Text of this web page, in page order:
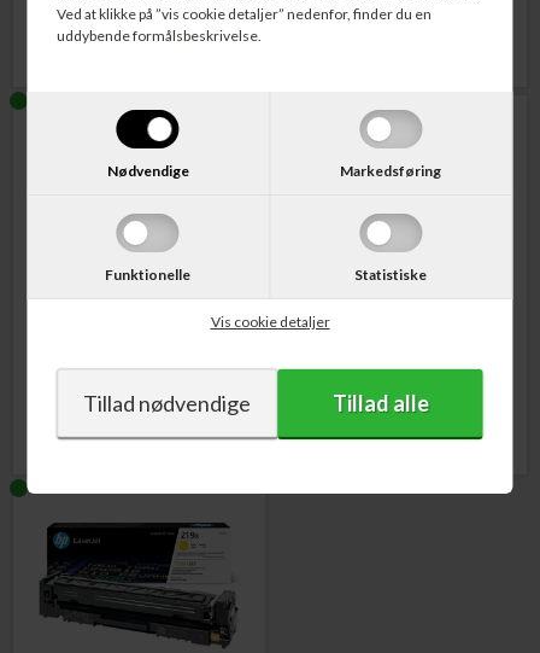
Ved at klikke på ”vis cookie detaljer” nedenfor, finder du en
uddybende formålsbeskrivelse.
Nødvendige Markedsføring
Funktionelle Statistiske
Vis cookie detaljer
633,00 DKK 633,00
HP No. 219X / W2190X LaserJet
Toner Cartridge Sort 3.200 sider
780,00 DKK
HP No. 219X / W2191X LaserJet
Toner Cartridge Cyan 2.500 sider
889,00